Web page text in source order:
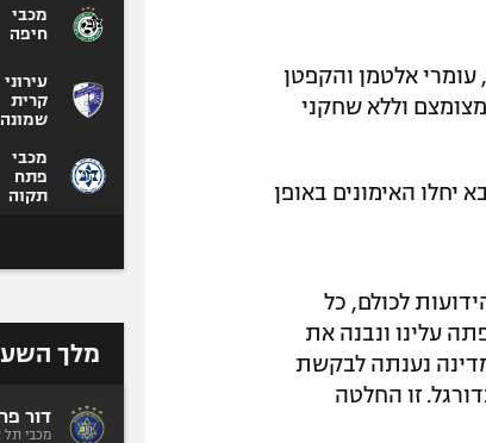
עומרי אלטמן והקפטן
וללא שחקני
האימונים באופן
לכולם, כל
עלינו ונבנה את
נענתה לבקשת
זו החלטה
מכבי
חיפה
עירוני
קרית
שמונה
מכבי
פתח
תקוה
מלך
דור
מכבי תל